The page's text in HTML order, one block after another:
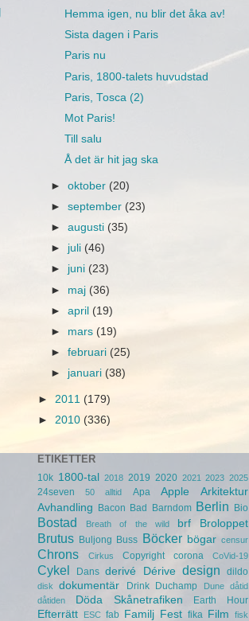
Hemma igen, nu blir det åka av!
Sista dagen i Paris
Paris nu
Paris, 1800-talets huvudstad
Paris, Tosca (2)
Mot Paris!
Till salu
Å det är hit jag ska
►oktober (20)
►september (23)
►augusti(35)
► juli (46)
► juni (23)
► maj (36)
►april (19)
► mars(19)
►februari (25)
► januari (38)
► 2011 (179)
► 2010 (336)
ETIKETTER
10k 1800-tal 2018 2019 2020 2021 2023 2025
24seven 50 alltid Apa Apple
Arkitektur
Avhandling Bacon Bad Barndom Berlin Bio
Bostad Breath of the wild brf Broloppet
Brutus Buljong Buss Böcker bögar censur
Chrons Cirkus Copyright corona CoVid-19
Cykel Dans derivé Dérive design dildo
disk dokumentär Drink Duchamp Dune
dåtid
dåtiden
Döda Skånetrafiken Earth Hour
Efterrätt ESC fab Familj Fest fika Film fisk